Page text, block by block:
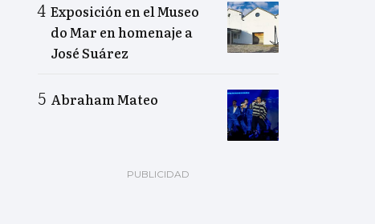
Exposición en el Museo
do Mar en homenaje a
José Suárez
Abraham Mateo